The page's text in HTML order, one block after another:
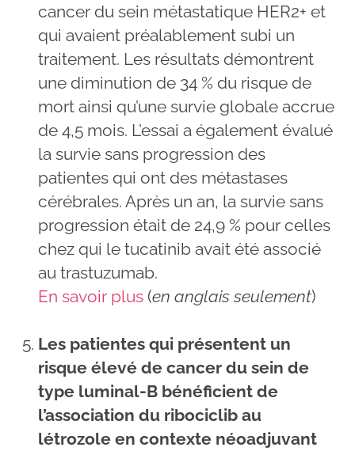
cancer du sein métastatique HER2+ et
qui avaient préalablement subi un
traitement. Les résultats démontrent
une diminution de 34 % du risque de
mort ainsi qu’une survie globale accrue
de 4,5 mois. L’essai a également évalué
la survie sans progression des
patientes qui ont des métastases
cérébrales. Après un an, la survie sans
progression était de 24,9 % pour celles
chez qui le tucatinib avait été associé
au trastuzumab.
En savoir plus (en anglais seulement)
Les patientes qui présentent un
risque élevé de cancer du sein de
type luminal-B bénéficient de
l’association du ribociclib au
létrozole en contexte néoadjuvant